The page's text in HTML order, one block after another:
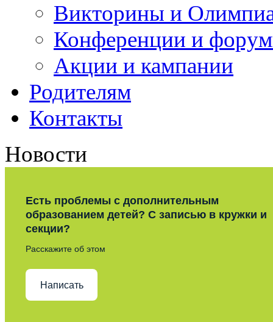
Викторины и
Конференции и
Акции и кампании
Родителям
Контакты
Новости
Есть проблемы с дополнительным
образованием детей? С записью в кружки и
секции?
Расскажите об этом
Написать